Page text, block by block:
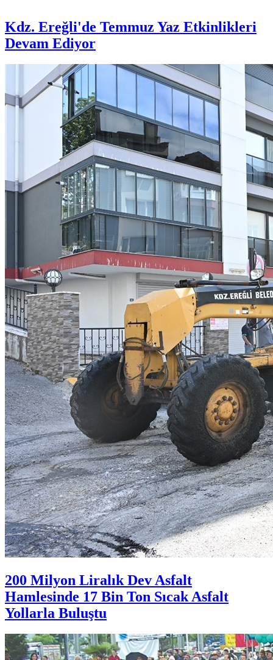
Kdz. Ereğli'de Temmuz Yaz Etkinlikleri
Devam Ediyor
200 Milyon Liralık Dev Asfalt
Hamlesinde 17 Bin Ton Sıcak Asfalt
Yollarla Buluştu